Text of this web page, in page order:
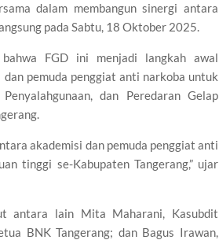
dalam membangun sinergi antara
pada Sabtu, 18 Oktober 2025.
FGD ini menjadi langkah awal
pemuda penggiat anti narkoba untuk
dan Peredaran Gelap
akademisi dan pemuda penggiat anti
tinggi se-Kabupaten Tangerang,” ujar
antara lain Mita Maharani, Kasubdit
BNK Tangerang; dan Bagus Irawan,